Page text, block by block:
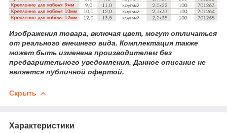
Изображения товара, включая цвет, могут отличаться
от реального внешнего вида. Комплектация также
может быть изменена производителем без
предварительного уведомления. Данное описание не
является публичной офертой.
Скрыть
Характеристики